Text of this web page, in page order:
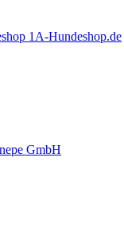
1A-Hundeshop.de
GmbH